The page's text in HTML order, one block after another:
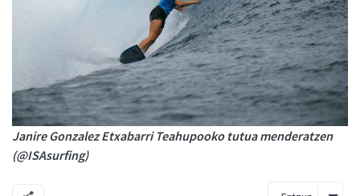
Janire Gonzalez Etxabarri Teahupooko tutua menderatzen
(@ISAsurfing)